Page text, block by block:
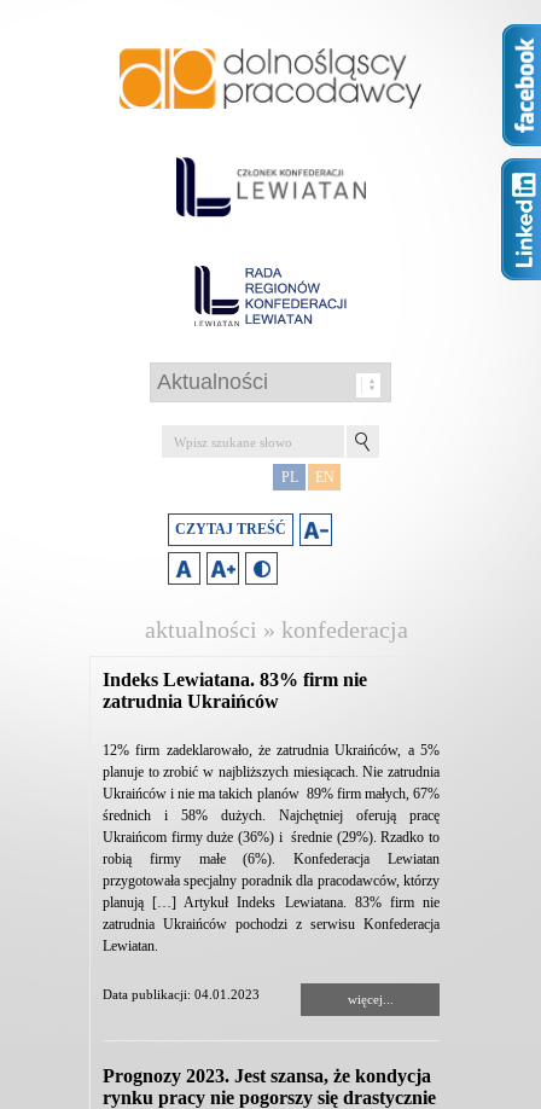
PL EN
CZYTAJ TREŚĆ
aktualności » konfederacja
Indeks Lewiatana. 83% firm nie
zatrudnia Ukraińców
12% firm zadeklarowało, że zatrudnia Ukraińców, a 5%
planuje to zrobić w najbliższych miesiącach. Nie zatrudnia
Ukraińców i nie ma takich planów 89% firm małych, 67%
średnich i 58% dużych. Najchętniej oferują pracę
Ukraińcom firmy duże (36%) i średnie (29%). Rzadko to
robią firmy małe (6%). Konfederacja Lewiatan
przygotowała specjalny poradnik dla pracodawców, którzy
planują […] Artykuł Indeks Lewiatana. 83% firm nie
zatrudnia Ukraińców pochodzi z serwisu Konfederacja
Lewiatan.
Data publikacji: 04.01.2023 więcej...
Prognozy 2023. Jest szansa, że kondycja
rynku pracy nie pogorszy się drastycznie